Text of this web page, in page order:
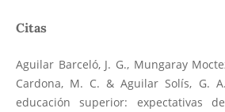
Citas
Aguilar Barceló, J. G., Mungaray
Cardona, M. C. & Aguilar Solís, G.
educación superior: expectativas